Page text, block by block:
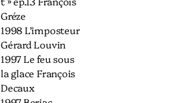
Gréze
1998 L’imposteur
Gérard Louvin
1997 Le feu sous
la glace François
Decaux